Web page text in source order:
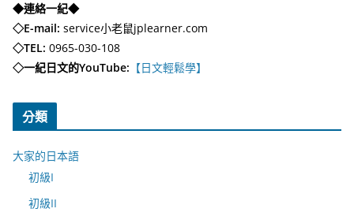
◆連絡一紀◆
◇E-mail: service小老鼠jplearner.com
◇TEL: 0965-030-108
◇一紀日文的YouTube: 【日文輕鬆學】
分類
大家的日本語
初級I
初級II